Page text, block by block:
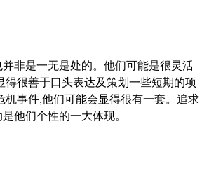
非是一无是处的。他们可能是很灵活
得很善于口头表达及策划一些短期的项
机事件,他们可能会显得很有一套。追求
他们个性的一大体现。